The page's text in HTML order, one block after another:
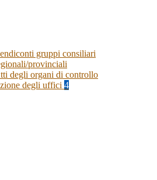
gruppi consiliari
provinciali
degli organi di controllo
degli uffici 4